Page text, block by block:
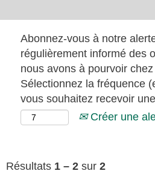
Abonnez-vous à notre
régulièrement informé des
nous avons à pourvoir
Sélectionnez la fréquence
vous souhaitez recevoir
Créer une
Résultats 1 – 2 sur 2